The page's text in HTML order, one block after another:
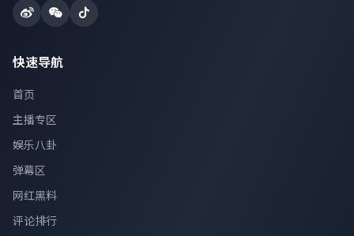
快速导航
首页
主播专区
娱乐八卦
弹幕区
网红黑料
评论排行